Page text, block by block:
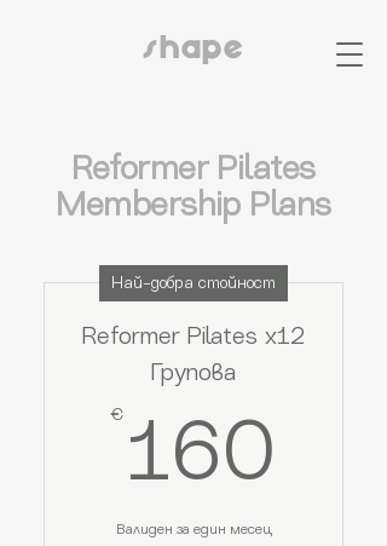
shape
Reformer Pilates
Membership Plans
Най-добра стойност
Reformer Pilates x12
Групова
€ 160
Валиден за един месец